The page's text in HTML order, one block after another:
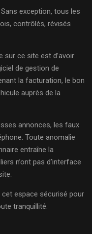
exception, tous les
contrôlés, révisés
sur ce site est d’avoir
de gestion de
la facturation, le bon
auprès de la
annonces, les faux
Toute anomalie
entraîne la
n’ont pas d’interface
espace sécurisé pour
tranquillité.